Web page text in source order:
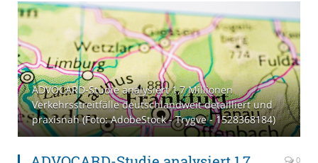
ADVOCARD-Studie analysiert 1,7 Millionen
Verkehrsstreitfälle deutschlandweit detailliert und
praxisnah (Foto: AdobeStock - Trygve - 1528368184)
0